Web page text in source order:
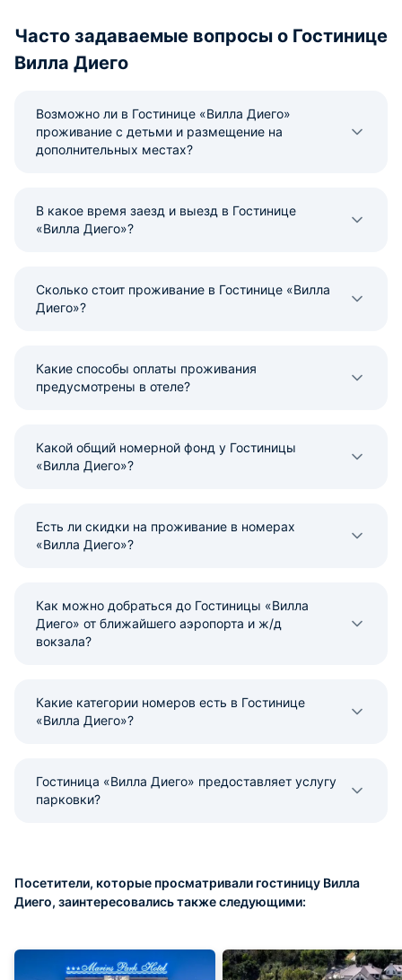
Часто задаваемые вопросы о Гостинице
Вилла Диего
Возможно ли в Гостинице «Вилла Диего»
проживание с детьми и размещение на
дополнительных местах?
В какое время заезд и выезд в Гостинице
«Вилла Диего»?
Сколько стоит проживание в Гостинице «Вилла
Диего»?
Какие способы оплаты проживания
предусмотрены в отеле?
Какой общий номерной фонд у Гостиницы
«Вилла Диего»?
Есть ли скидки на проживание в номерах
«Вилла Диего»?
Как можно добраться до Гостиницы «Вилла
Диего» от ближайшего аэропорта и ж/д
вокзала?
Какие категории номеров есть в Гостинице
«Вилла Диего»?
Гостиница «Вилла Диего» предоставляет услугу
парковки?
Посетители, которые просматривали гостиницу Вилла
Диего, заинтересовались также следующими: